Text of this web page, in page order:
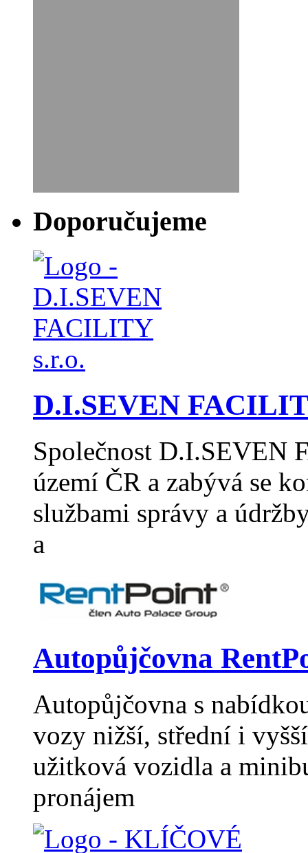
Doporučujeme
D.I.SEVEN
Společnost D.I.SEVEN
území ČR a zabývá se
službami správy a
a
Autopůjčovna
Autopůjčovna s
vozy nižší, střední i
užitková vozidla a
pronájem